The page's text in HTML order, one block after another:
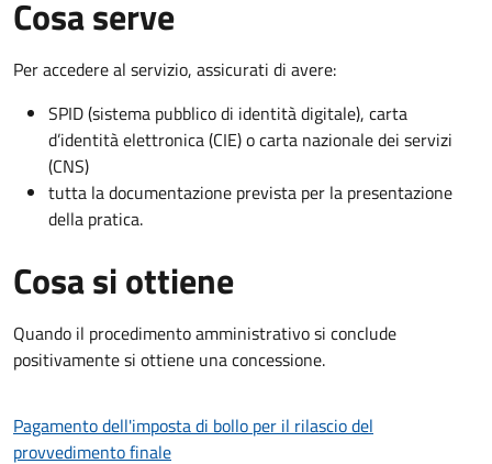
Cosa serve
Per accedere al servizio, assicurati di avere:
SPID (sistema pubblico di identità digitale), carta
d’identità elettronica (CIE) o carta nazionale dei servizi
(CNS)
tutta la documentazione prevista per la presentazione
della pratica.
Cosa si ottiene
Quando il procedimento amministrativo si conclude
positivamente si ottiene una concessione.
Pagamento dell'imposta di bollo per il rilascio del
provvedimento finale